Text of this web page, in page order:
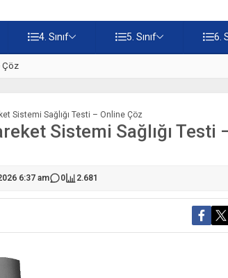
4. Sınıf 5. Sınıf 6.
Çöz
Sistemi Sağlığı Testi – Online Çöz
Sistemi Sağlığı Testi
6:37 am 0 2.681